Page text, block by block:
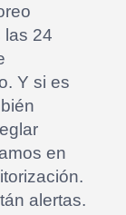
las 24
Y si es
en
alertas.